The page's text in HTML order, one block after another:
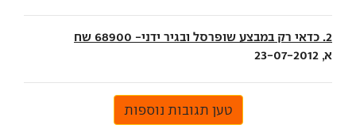
2. כדאי רק במבצע שופרסל ובגיר ידני- 68900 שח
א, 23-07-2012
טען תגובות נוספות